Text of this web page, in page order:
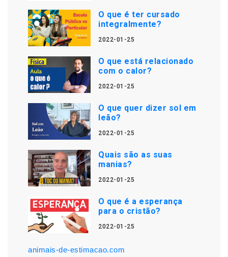
O que é ter cursado
integralmente?
2022-01-25
O que está relacionado
com o calor?
2022-01-25
O que quer dizer sol em
leão?
2022-01-25
Quais são as suas
manias?
2022-01-25
O que é a esperança
para o cristão?
2022-01-25
animais-de-estimacao.com